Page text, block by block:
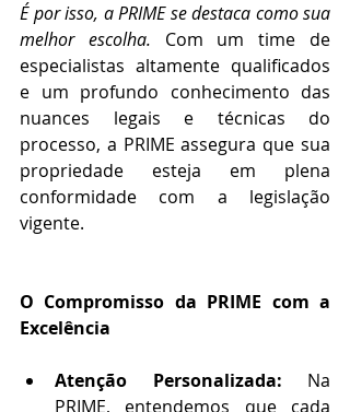
É por isso, a PRIME se destaca como sua
melhor escolha. Com um time de
especialistas altamente qualificados
e um profundo conhecimento das
nuances legais e técnicas do
processo, a PRIME assegura que sua
propriedade esteja em plena
conformidade com a legislação
vigente.
O Compromisso da PRIME com a
Excelência
Atenção Personalizada: Na
PRIME, entendemos que cada